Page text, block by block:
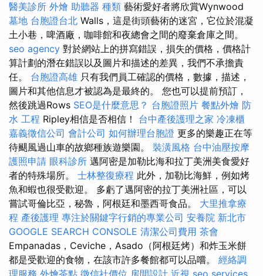
醫美診所 外燴 助聽器 種類 藝術愛好者將欣賞Wynwood
墓地 台胞證台北 Walls，這是街頭藝術的迷宮，它位於混凝
土小巷，啤酒廠，咖啡館和夜總會之間的廢棄倉庫之間。
seo agency 對於網站上的拼寫錯誤，損失的價格，價格計
算計劃的潛在錯誤以及圖片和描述的差異，我們不承擔責
任。 台胞證高雄 只有我們員工確認的價格，數據，描述，
圖片和其他信息才被認為是最終的。 您也可以提前預訂，
然後跳過Rows SEO是什麼意思？ 台胞證照片 餐點外燴 防
水 工程 Ripley相信是否相信！ 台中產後護理之家 冷凍櫃
嘉義徵信公司 會計公司 如何辦理台胞證 更多的樂趣正在等
待颶風過山車的故鄉種族遊樂園。 裝潢風格 台中油壓按摩
護照申請 眼科診所 邁阿密是加勒比海和拉丁美洲美食愛好
者的特殊場所。 士林整復療程 此外，加勒比海鮮，例如烤
魚和蝦也很受歡迎。 多虧了邁阿密的拉丁美洲社區，可以
嘗試哥倫比亞，秘魯，阿根廷和墨西哥食品。 大里推拿療
程 產後護理 專注於關鍵字行銷的專業公司 安養院 新北市
GOOGLE SEARCH CONSOLE 清潔公司費用 茶會
Empanadas，Ceviche，Asado（阿根廷烤）和炸玉米餅
都是受歡迎的食物，在該市許多餐館都可以品嚐。 經絡調
理服務 外燴茶點 徵信社價位 房間設計 近視 seo services